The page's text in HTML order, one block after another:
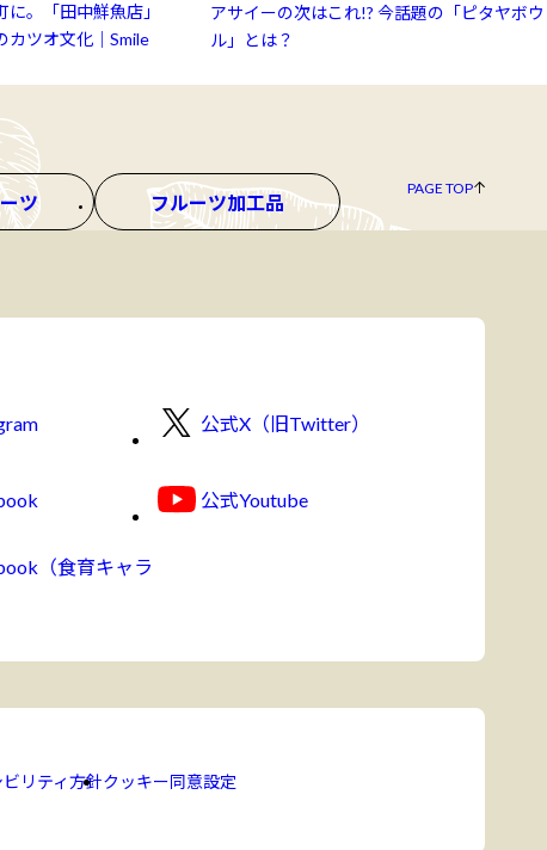
。「田中鮮魚店」
カツオ文化｜Smile
アサイーの次はこれ!? 今話題の「ピタヤボウ
ル」とは？
ツ フルーツ加工品
PAGE TOP
（食育キャラ
公式X（旧Twitter）
公式Youtube
リティ方針クッキー同意設定